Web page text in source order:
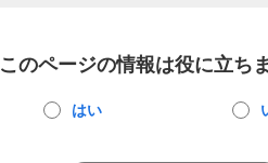
このページの情報は役に立ち
はい